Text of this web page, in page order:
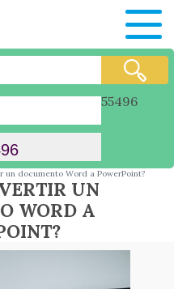
55496
un documento Word a PowerPoint?
UN
WORD A